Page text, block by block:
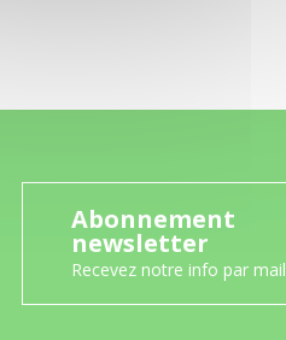
Abonnement
newsletter
Recevez notre info par mail